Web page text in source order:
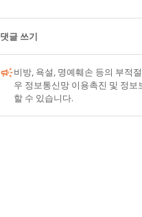
댓글 쓰기
비방, 욕설, 명예훼손 등의 부적
우 정보통신망 이용촉진 및 정
할 수 있습니다.